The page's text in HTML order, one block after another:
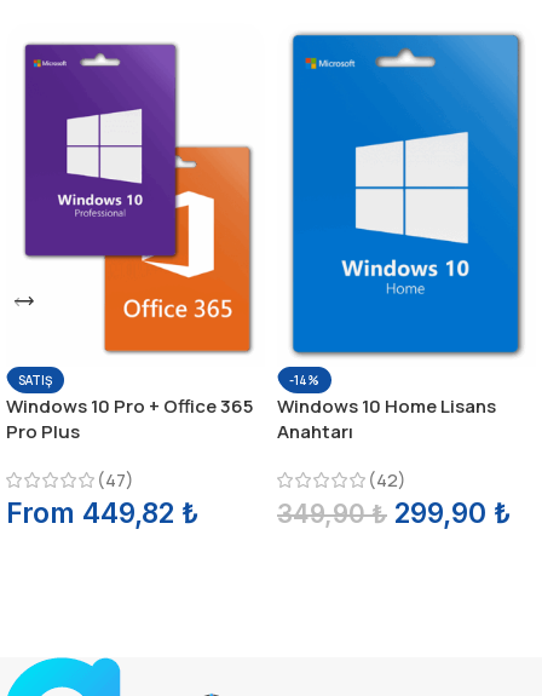
SATIŞ
Windows 10 Pro + Office 365
Pro Plus
(47)
From 449,82 ₺
-14%
Windows 10 Home Lisans
Anahtarı
(42)
349,90₺ 299,90 ₺